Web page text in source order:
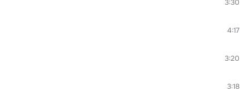
3:30
4:17
3:20
3:18